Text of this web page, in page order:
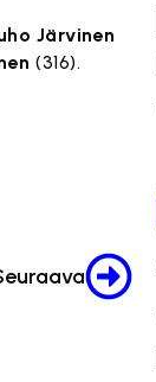
Järvinen
(316).